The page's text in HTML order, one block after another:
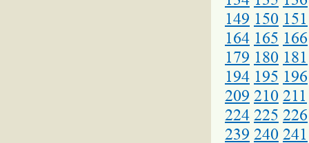
149 150 151
164 165 166
179 180 181
194 195 196
209 210 211
224 225 226
239 240 241